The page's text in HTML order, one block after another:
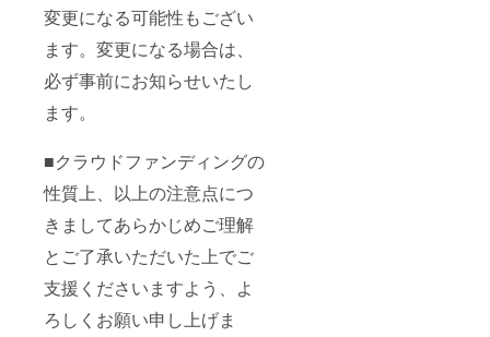
変更になる可能性もござい
ます。変更になる場合は、
必ず事前にお知らせいたし
ます。
■クラウドファンディングの
性質上、以上の注意点につ
きましてあらかじめご理解
とご了承いただいた上でご
支援くださいますよう、よ
ろしくお願い申し上げま